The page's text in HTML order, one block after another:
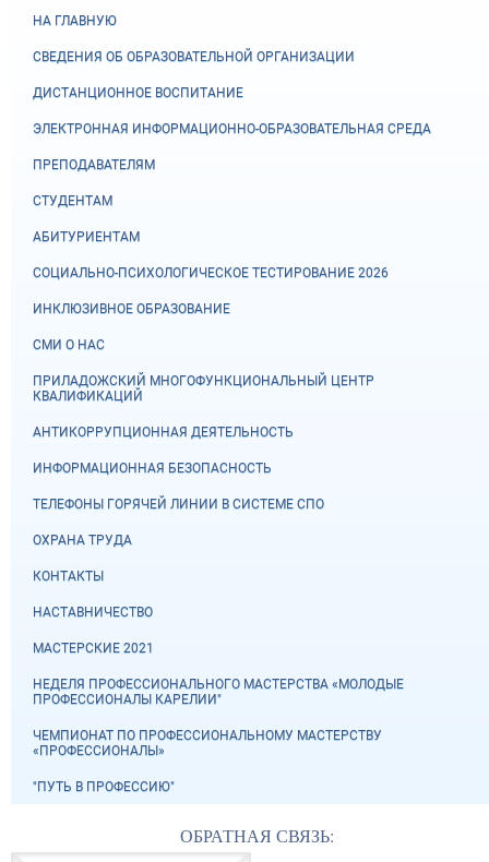
НА ГЛАВНУЮ
СВЕДЕНИЯ ОБ ОБРАЗОВАТЕЛЬНОЙ ОРГАНИЗАЦИИ
ДИСТАНЦИОННОЕ ВОСПИТАНИЕ
ЭЛЕКТРОННАЯ ИНФОРМАЦИОННО-ОБРАЗОВАТЕЛЬНАЯ СРЕДА
ПРЕПОДАВАТЕЛЯМ
СТУДЕНТАМ
АБИТУРИЕНТАМ
СОЦИАЛЬНО-ПСИХОЛОГИЧЕСКОЕ ТЕСТИРОВАНИЕ 2026
ИНКЛЮЗИВНОЕ ОБРАЗОВАНИЕ
СМИ О НАС
ПРИЛАДОЖСКИЙ МНОГОФУНКЦИОНАЛЬНЫЙ ЦЕНТР
КВАЛИФИКАЦИЙ
АНТИКОРРУПЦИОННАЯ ДЕЯТЕЛЬНОСТЬ
ИНФОРМАЦИОННАЯ БЕЗОПАСНОСТЬ
ТЕЛЕФОНЫ ГОРЯЧЕЙ ЛИНИИ В СИСТЕМЕ СПО
ОХРАНА ТРУДА
КОНТАКТЫ
НАСТАВНИЧЕСТВО
МАСТЕРСКИЕ 2021
НЕДЕЛЯ ПРОФЕССИОНАЛЬНОГО МАСТЕРСТВА «МОЛОДЫЕ
ПРОФЕССИОНАЛЫ КАРЕЛИИ"
ЧЕМПИОНАТ ПО ПРОФЕССИОНАЛЬНОМУ МАСТЕРСТВУ
«ПРОФЕССИОНАЛЫ»
"ПУТЬ В ПРОФЕССИЮ"
ОБРАТНАЯ СВЯЗЬ: